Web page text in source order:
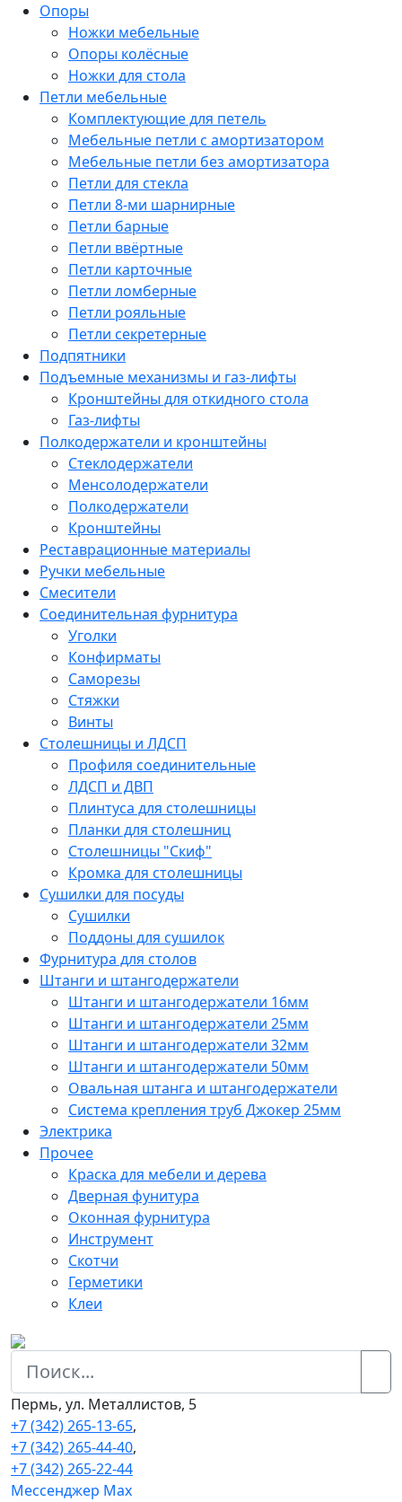
Опоры
Ножки мебельные
Опоры колёсные
Ножки для стола
Петли мебельные
Комплектующие для петель
Мебельные петли с амортизатором
Мебельные петли без амортизатора
Петли для стекла
Петли 8-ми шарнирные
Петли барные
Петли ввёртные
Петли карточные
Петли ломберные
Петли рояльные
Петли секретерные
Подпятники
Подъемные механизмы и газ-лифты
Кронштейны для откидного стола
Газ-лифты
Полкодержатели и кронштейны
Стеклодержатели
Менсолодержатели
Полкодержатели
Кронштейны
Реставрационные материалы
Ручки мебельные
Смесители
Соединительная фурнитура
Уголки
Конфирматы
Саморезы
Стяжки
Винты
Столешницы и ЛДСП
Профиля соединительные
ЛДСП и ДВП
Плинтуса для столешницы
Планки для столешниц
Столешницы "Скиф"
Кромка для столешницы
Сушилки для посуды
Сушилки
Поддоны для сушилок
Фурнитура для столов
Штанги и штангодержатели
Штанги и штангодержатели 16мм
Штанги и штангодержатели 25мм
Штанги и штангодержатели 32мм
Штанги и штангодержатели 50мм
Овальная штанга и штангодержатели
Система крепления труб Джокер 25мм
Электрика
Прочее
Краска для мебели и дерева
Дверная фунитура
Оконная фурнитура
Инструмент
Скотчи
Герметики
Клеи
Пермь, ул. Металлистов, 5
+7 (342) 265-13-65,
+7 (342) 265-44-40,
+7 (342) 265-22-44
Мессенджер Мах